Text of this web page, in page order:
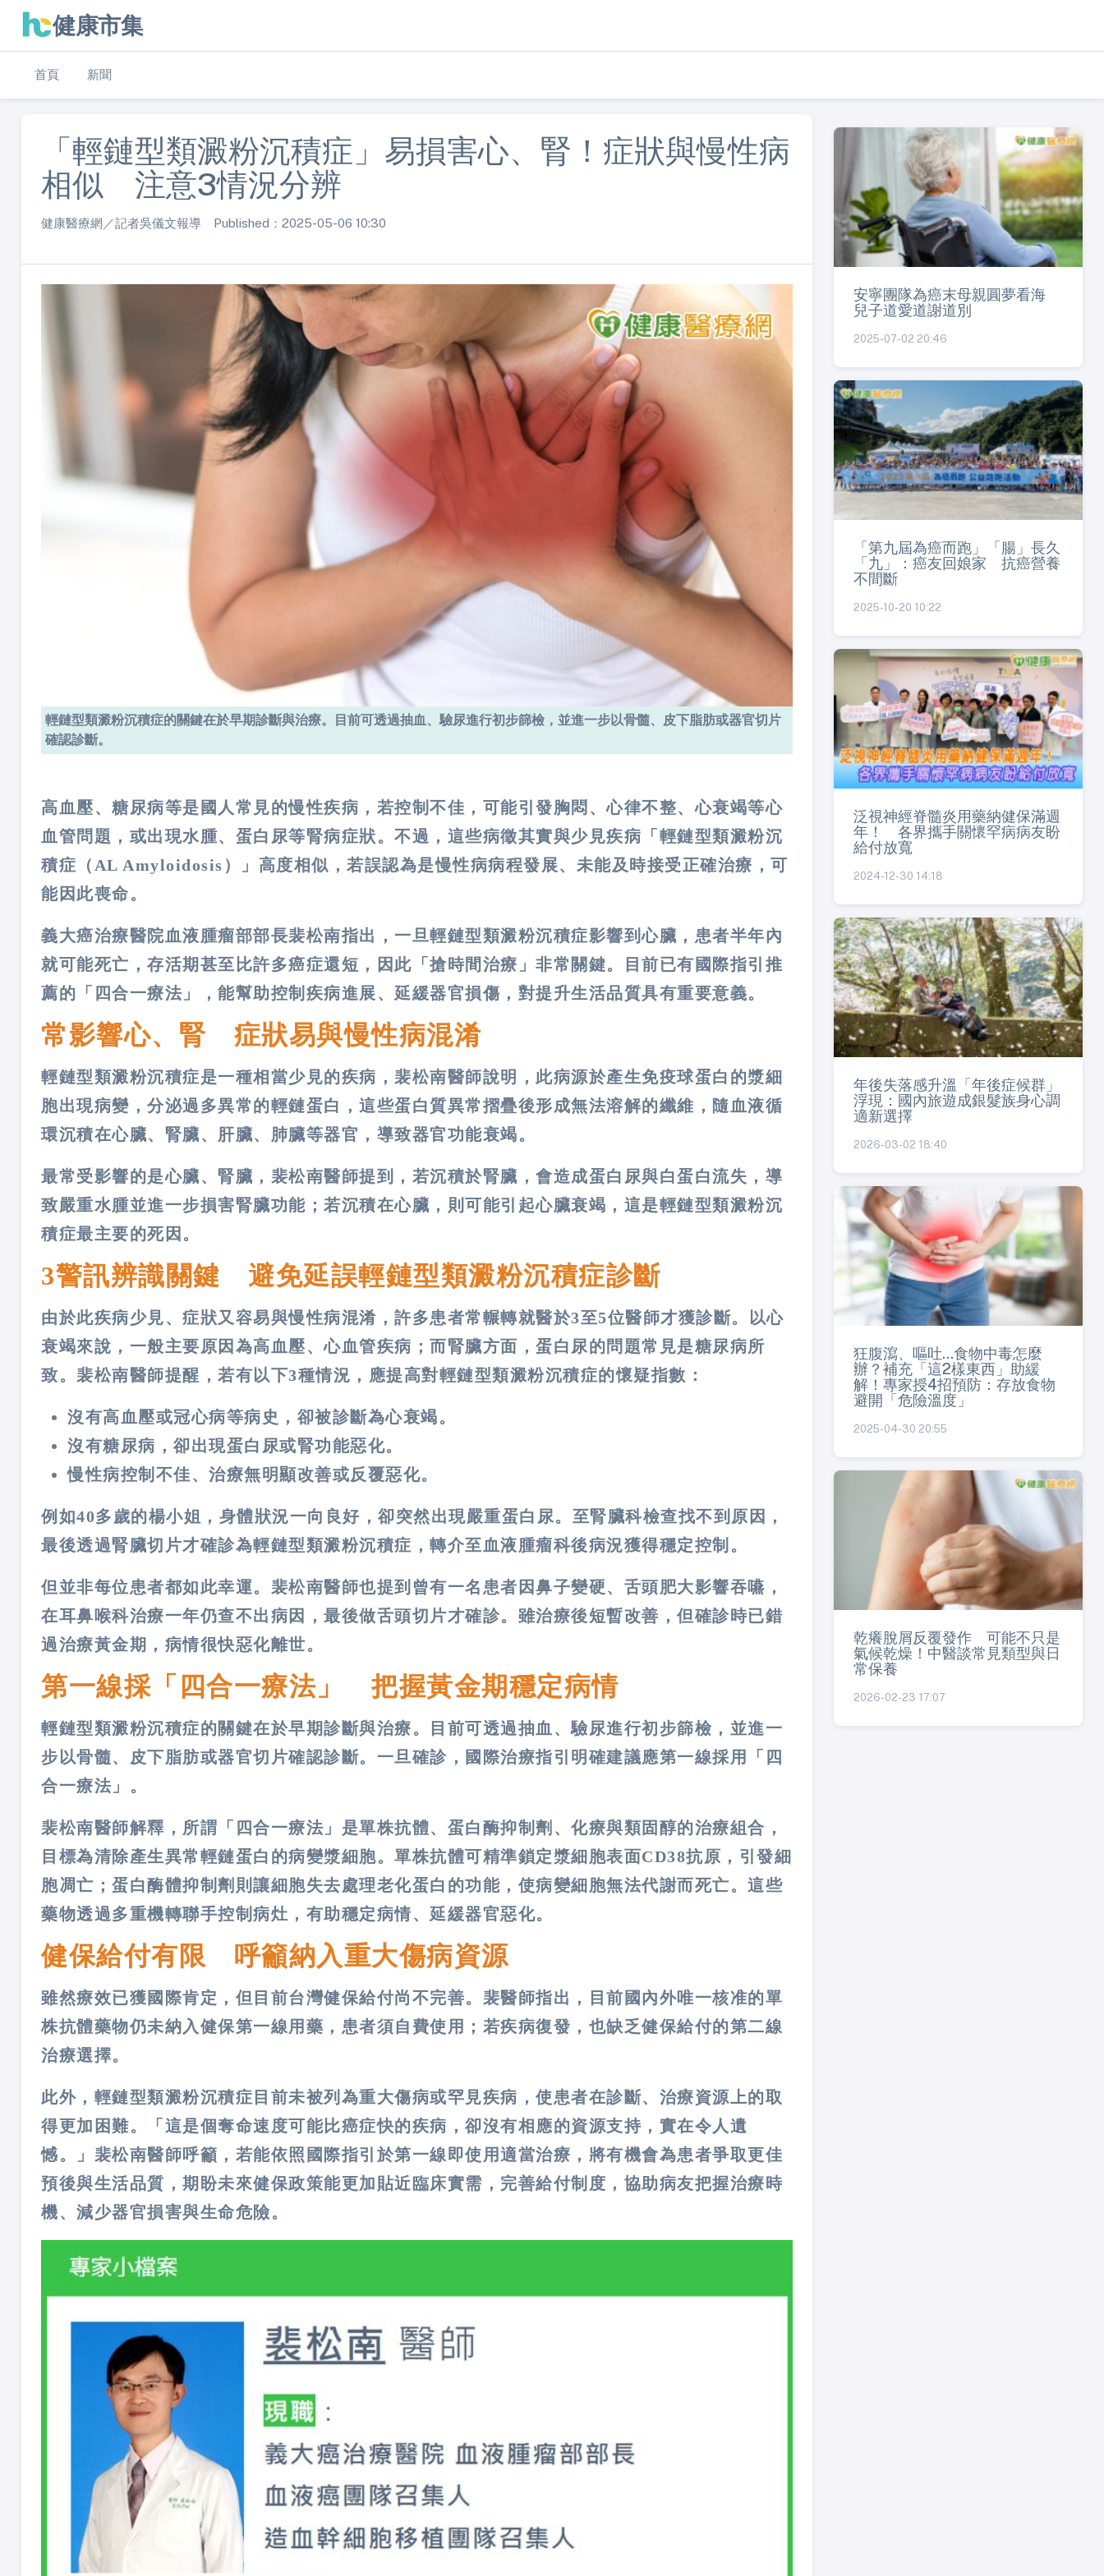
健康市集
首頁 新聞
「輕鏈型類澱粉沉積症」易損害心、腎！症狀與慢性病
相似 注意3情況分辨
健康醫療網／記者吳儀文報導 Published：2025-05-06 10:30
輕鏈型類澱粉沉積症的關鍵在於早期診斷與治療。目前可透過抽血、驗尿進行初步篩檢，並進一步以骨髓、皮下脂肪或器官切片
確認診斷。
高血壓、糖尿病等是國人常見的慢性疾病，若控制不佳，可能引發胸悶、心律不整、心衰竭等心
血管問題，或出現水腫、蛋白尿等腎病症狀。不過，這些病徵其實與少見疾病「輕鏈型類澱粉沉
積症（AL Amyloidosis）」高度相似，若誤認為是慢性病病程發展、未能及時接受正確治療，可
能因此喪命。
義大癌治療醫院血液腫瘤部部長裴松南指出，一旦輕鏈型類澱粉沉積症影響到心臟，患者半年內
就可能死亡，存活期甚至比許多癌症還短，因此「搶時間治療」非常關鍵。目前已有國際指引推
薦的「四合一療法」，能幫助控制疾病進展、延緩器官損傷，對提升生活品質具有重要意義。
常影響心、腎 症狀易與慢性病混淆
輕鏈型類澱粉沉積症是一種相當少見的疾病，裴松南醫師說明，此病源於產生免疫球蛋白的漿細
胞出現病變，分泌過多異常的輕鏈蛋白，這些蛋白質異常摺疊後形成無法溶解的纖維，隨血液循
環沉積在心臟、腎臟、肝臟、肺臟等器官，導致器官功能衰竭。
最常受影響的是心臟、腎臟，裴松南醫師提到，若沉積於腎臟，會造成蛋白尿與白蛋白流失，導
致嚴重水腫並進一步損害腎臟功能；若沉積在心臟，則可能引起心臟衰竭，這是輕鏈型類澱粉沉
積症最主要的死因。
3警訊辨識關鍵 避免延誤輕鏈型類澱粉沉積症診斷
由於此疾病少見、症狀又容易與慢性病混淆，許多患者常輾轉就醫於3至5位醫師才獲診斷。以心
衰竭來說，一般主要原因為高血壓、心血管疾病；而腎臟方面，蛋白尿的問題常見是糖尿病所
致。裴松南醫師提醒，若有以下3種情況，應提高對輕鏈型類澱粉沉積症的懷疑指數：
沒有高血壓或冠心病等病史，卻被診斷為心衰竭。
沒有糖尿病，卻出現蛋白尿或腎功能惡化。
慢性病控制不佳、治療無明顯改善或反覆惡化。
例如40多歲的楊小姐，身體狀況一向良好，卻突然出現嚴重蛋白尿。至腎臟科檢查找不到原因，
最後透過腎臟切片才確診為輕鏈型類澱粉沉積症，轉介至血液腫瘤科後病況獲得穩定控制。
但並非每位患者都如此幸運。裴松南醫師也提到曾有一名患者因鼻子變硬、舌頭肥大影響吞嚥，
在耳鼻喉科治療一年仍查不出病因，最後做舌頭切片才確診。雖治療後短暫改善，但確診時已錯
過治療黃金期，病情很快惡化離世。
第一線採「四合一療法」 把握黃金期穩定病情
輕鏈型類澱粉沉積症的關鍵在於早期診斷與治療。目前可透過抽血、驗尿進行初步篩檢，並進一
步以骨髓、皮下脂肪或器官切片確認診斷。一旦確診，國際治療指引明確建議應第一線採用「四
合一療法」。
裴松南醫師解釋，所謂「四合一療法」是單株抗體、蛋白酶抑制劑、化療與類固醇的治療組合，
目標為清除產生異常輕鏈蛋白的病變漿細胞。單株抗體可精準鎖定漿細胞表面CD38抗原，引發細
胞凋亡；蛋白酶體抑制劑則讓細胞失去處理老化蛋白的功能，使病變細胞無法代謝而死亡。這些
藥物透過多重機轉聯手控制病灶，有助穩定病情、延緩器官惡化。
健保給付有限 呼籲納入重大傷病資源
雖然療效已獲國際肯定，但目前台灣健保給付尚不完善。裴醫師指出，目前國內外唯一核准的單
株抗體藥物仍未納入健保第一線用藥，患者須自費使用；若疾病復發，也缺乏健保給付的第二線
治療選擇。
此外，輕鏈型類澱粉沉積症目前未被列為重大傷病或罕見疾病，使患者在診斷、治療資源上的取
得更加困難。「這是個奪命速度可能比癌症快的疾病，卻沒有相應的資源支持，實在令人遺
憾。」裴松南醫師呼籲，若能依照國際指引於第一線即使用適當治療，將有機會為患者爭取更佳
預後與生活品質，期盼未來健保政策能更加貼近臨床實需，完善給付制度，協助病友把握治療時
機、減少器官損害與生命危險。
安寧團隊為癌末母親圓夢看海
兒子道愛道謝道別
2025-07-02 20:46
「第九屆為癌而跑」「腸」長久
「九」：癌友回娘家 抗癌營養
不間斷
2025-10-20 10:22
泛視神經脊髓炎用藥納健保滿週
年！ 各界攜手關懷罕病病友盼
給付放寬
2024-12-30 14:18
年後失落感升溫「年後症候群」
浮現：國內旅遊成銀髮族身心調
適新選擇
2026-03-02 18:40
狂腹瀉、嘔吐...食物中毒怎麼
辦？補充「這2樣東西」助緩
解！專家授4招預防：存放食物
避開「危險溫度」
2025-04-30 20:55
乾癢脫屑反覆發作 可能不只是
氣候乾燥！中醫談常見類型與日
常保養
2026-02-23 17:07